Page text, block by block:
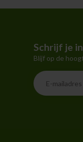
Schrijf je
Blijf op de